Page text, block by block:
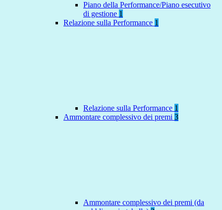
Piano della Performance/Piano esecutivo
di gestione 1
Relazione sulla Performance 1
Relazione sulla Performance 1
Ammontare complessivo dei premi 3
Ammontare complessivo dei premi (da